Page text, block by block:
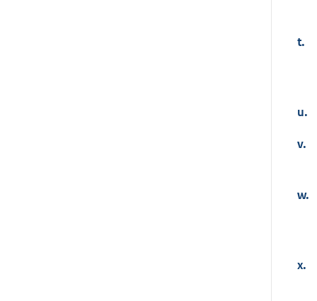
t.
u.
v.
w.
x.